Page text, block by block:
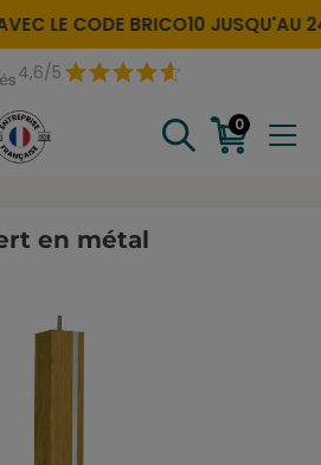
LE CODEBRICO10JUSQU'AU 24
4,6/5
0
en métal